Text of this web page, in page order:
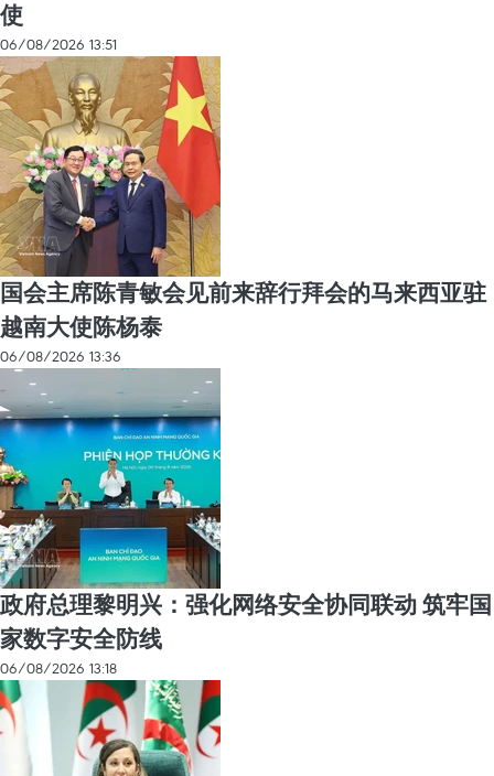
使
06/08/2026 13:51
国会主席陈青敏会见前来辞行拜会的马来西亚驻
越南大使陈杨泰
06/08/2026 13:36
政府总理黎明兴：强化网络安全协同联动 筑牢国
家数字安全防线
06/08/2026 13:18